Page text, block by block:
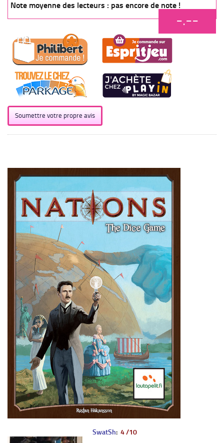
Note moyenne des lecteurs : pas encore de note !
-.--
Soumettre votre propre avis
SwatSh: 4 /10